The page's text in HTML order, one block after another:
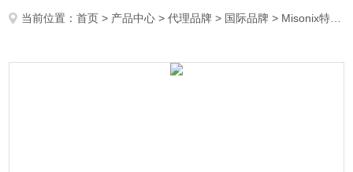
当前位置：首页 > 产品中心 >代理品牌 > 国际品牌 > Misonix特约总代理